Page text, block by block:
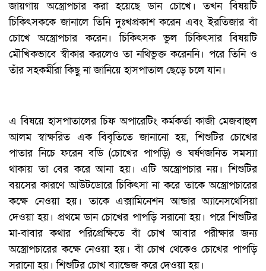
জায়গায় অস্ত্রোপচার করা হয়েছে ডান চোখে। তখন বিষয়টি
চিকিৎসককে জানালে তিনি দুঃখপ্রকাশ করেন এবং ইরতিজার বাঁ
চোখে অস্ত্রোপচার করেন। চিকিৎসক ভুল চিকিৎসার বিষয়টি
মৌখিকভাবে স্বীকার করলেও তা নথিভুক্ত করেননি। পরে তিনি ও
তাঁর সহকর্মীরা কিছু না জানিয়ে হাসপাতাল ছেড়ে চলে যান।
এ বিষয়ে হাসপাতালের চিফ অপারেটিং কর্মকর্তা কাজী মেজবাহুল
আলম স্বাক্ষরিত এক বিবৃতিতে জানানো হয়, শিশুটির চোখের
পাতার নিচে ফরেন বডি (চোখের পাপড়ি) ও ঘর্ষণজনিত সমস্যা
থাকায় তা বের করে আনা হয়। এটি অস্ত্রোপচার নয়। শিশুটির
বয়সের কারণে আউটডোরে চিকিৎসা না করে তাকে অস্ত্রোপচারের
কক্ষে নেওয়া হয়। তাকে এক্সামিনেশন আন্ডার অ্যানেসথেসিয়া
দেওয়া হয়। প্রথমে ডান চোখের পাপড়ি সরানো হয়। পরে শিশুটির
মা-বাবার কথার পরিপ্রেক্ষিতে বাঁ চোখ আবার পরীক্ষার জন্য
অস্ত্রোপচারের কক্ষে নেওয়া হয়। বাঁ চোখ থেকেও চোখের পাপড়ি
সরানো হয়। শিশুটির চোখ ব্যান্ডেজ করে দেওয়া হয়।